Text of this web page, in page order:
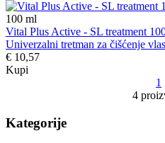
100 ml
Vital Plus Active - SL treatment
Univerzalni tretman za čišćenje
€ 10,57
Kupi
1
4
Kategorije